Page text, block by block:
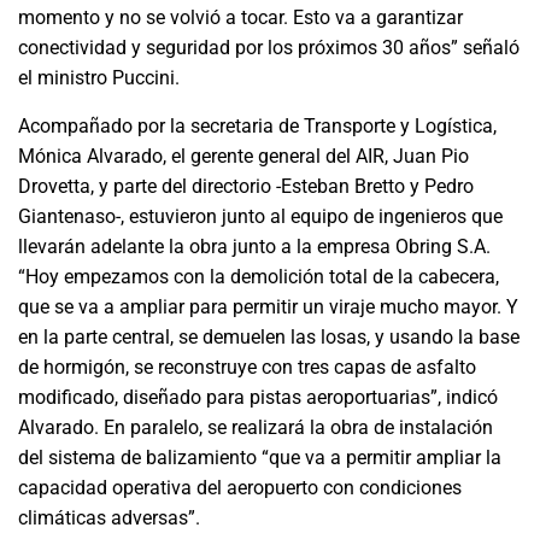
momento y no se volvió a tocar. Esto va a garantizar
conectividad y seguridad por los próximos 30 años” señaló
el ministro Puccini.
Acompañado por la secretaria de Transporte y Logística,
Mónica Alvarado, el gerente general del AIR, Juan Pio
Drovetta, y parte del directorio -Esteban Bretto y Pedro
Giantenaso-, estuvieron junto al equipo de ingenieros que
llevarán adelante la obra junto a la empresa Obring S.A.
“Hoy empezamos con la demolición total de la cabecera,
que se va a ampliar para permitir un viraje mucho mayor. Y
en la parte central, se demuelen las losas, y usando la base
de hormigón, se reconstruye con tres capas de asfalto
modificado, diseñado para pistas aeroportuarias”, indicó
Alvarado. En paralelo, se realizará la obra de instalación
del sistema de balizamiento “que va a permitir ampliar la
capacidad operativa del aeropuerto con condiciones
climáticas adversas”.